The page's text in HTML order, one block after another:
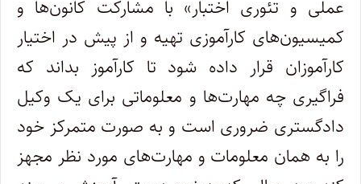
عملی و تئوری اختبار» با مشارکت کانون‌ها و
کمیسیون‌های کارآموزی تهیه و از پیش در اختیار
کارآموزان قرار داده شود تا کارآموز بداند که
فراگیری چه مهارت‌ها و معلوماتی برای یک وکیل
دادگستری ضروری است و به صورت متمرکز خود
را به همان معلومات و مهارت‌های مورد نظر مجهز